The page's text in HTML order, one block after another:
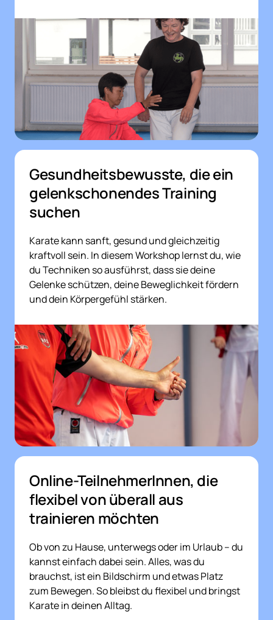
Gesundheitsbewusste, die ein
gelenkschonendes Training
suchen
Karate kann sanft, gesund und gleichzeitig
kraftvoll sein. In diesem Workshop lernst du, wie
du Techniken so ausführst, dass sie deine
Gelenke schützen, deine Beweglichkeit fördern
und dein Körpergefühl stärken.
Online-TeilnehmerInnen, die
flexibel von überall aus
trainieren möchten
Ob von zu Hause, unterwegs oder im Urlaub – du
kannst einfach dabei sein. Alles, was du
brauchst, ist ein Bildschirm und etwas Platz
zum Bewegen. So bleibst du flexibel und bringst
Karate in deinen Alltag.